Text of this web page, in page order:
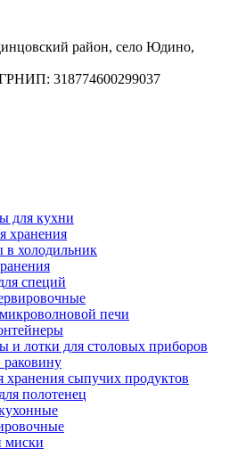
район, село Юдино,
318774600299037
для кухни
хранения
в холодильник
специй
печи
и лотки для столовых приборов
хранения сыпучих продуктов
полотенец
миски